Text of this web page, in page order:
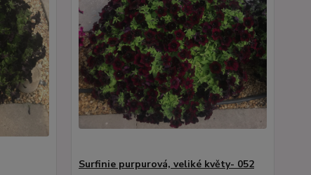
Surfinie purpurová, veliké květy- 052